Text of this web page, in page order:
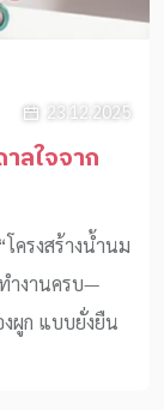
23.12.2025
ลใจจาก
ครงสร้างน้ำนม
ำงานครบ—
ผูก แบบยั่งยืน